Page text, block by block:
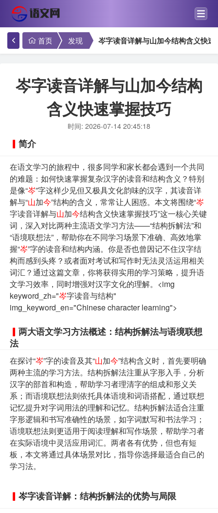
首页 发现 岑字读音详解与山加今结构含义快速
岑字读音详解与山加今结构
含义快速掌握技巧
时间: 2026-07-14 20:45:18
简介
在语文学习的旅程中，很多同学和家长都会遇到一个共同
的难题：如何快速掌握复杂汉字的读音和结构含义？特别
是像“岑”字这样少见但又极具文化韵味的汉字，其读音详
解与“山加今”结构的含义，常常让人困惑。本文将围绕“岑
字读音详解与山加今结构含义快速掌握技巧”这一核心关键
词，深入对比两种主流语文学习方法——“结构拆解法”和
“语境联想法”，帮助你在不同学习场景下准确、高效地掌
握“岑”字的读音和结构内涵。你是否也曾因记不住汉字结
构而感到头疼？或者面对考试和写作时无法灵活运用相关
词汇？通过这篇文章，你将获得实用的学习策略，提升语
文学习效率，同时增强对汉字文化的理解。<img
keyword_zh="岑字读音与结构"
img_keyword_en="Chinese character learning">
两大语文学习方法概述：结构拆解法与语境联想
法
在探讨“岑”字的读音及其“山加今”结构含义时，首先要明确
两种主流的学习方法。结构拆解法注重从字形入手，分析
汉字的部首和构造，帮助学习者理清字的组成和形义关
系；而语境联想法则依托具体语境和词语搭配，通过联想
记忆提升对字词用法的理解和记忆。结构拆解法适合注重
字形逻辑和书写准确性的场景，如字词默写和书法学习；
语境联想法则更适用于阅读理解和写作场景，帮助学习者
在实际语境中灵活应用词汇。两者各有优势，但也有短
板，本文将通过具体场景对比，指导你选择最适合自己的
学习法。
岑字读音详解：结构拆解法的优势与局限